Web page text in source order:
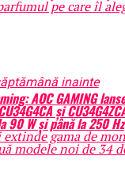
pe care îl
inainte
AOC GAMING
și
90 W și până la 250 Hz
extinde gama de
modele noi de 34